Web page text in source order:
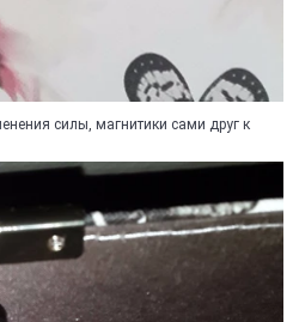
силы, магнитики сами друг к